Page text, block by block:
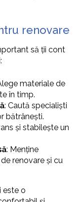
renovare
să ții cont
materiale de
în timp.
: Caută specialiști
bătrânești.
și stabilește un
: Menține
renovare și cu
este o